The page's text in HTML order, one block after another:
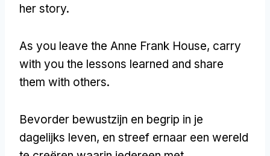
her story.
As you leave the Anne Frank House, carry
with you the lessons learned and share
them with others.
Bevorder bewustzijn en begrip in je
dagelijks leven, en streef ernaar een wereld